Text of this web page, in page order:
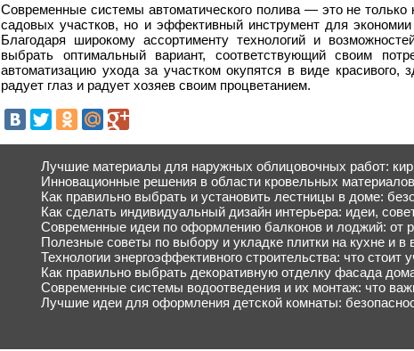
Современные системы автоматического полива — это не
садовых участков, но и эффективный инструмент для
Благодаря широкому ассортименту технологий и
выбрать оптимальный вариант, соответствующий своим
автоматизацию ухода за участком окупятся в виде красивого,
радует глаз и радует хозяев своим процветанием.
Лучшие материалы для наружных облицовочных работ:
Инновационные решения в области кровельных
Как правильно выбрать и установить лестницы в доме:
Как сделать индивидуальный дизайн интерьера: идеи,
Современные идеи по оформлению балконов и лоджий: от
Полезные советы по выбору и укладке плитки на кухне и в
Технологии энергоэффективного строительства: что стоит
Как правильно выбрать декоративную отделку фасада
Современные системы водоотведения и их монтаж: что
Лучшие идеи для оформления детской комнаты: